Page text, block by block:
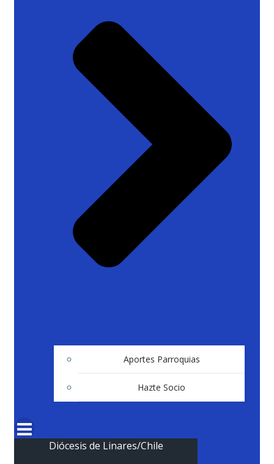
Aportes Parroquias
Hazte Socio
Diócesis de Linares/Chile